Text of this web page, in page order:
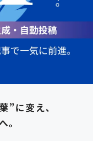
”に変え、
。